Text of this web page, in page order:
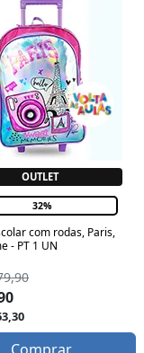
OUTLET
32%
com rodas, Paris,
- PT 1 UN